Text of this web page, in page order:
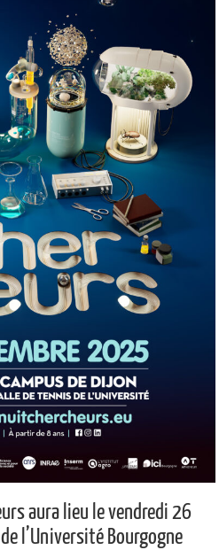
aura lieu le vendredi 26
l’Université Bourgogne